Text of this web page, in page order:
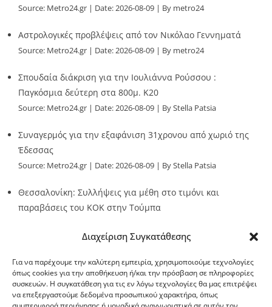
Διαχείριση Συγκατάθεσης
Για να παρέχουμε την καλύτερη εμπειρία, χρησιμοποιούμε τεχνολογίες
όπως cookies για την αποθήκευση ή/και την πρόσβαση σε πληροφορίες
συσκευών. Η συγκατάθεση για τις εν λόγω τεχνολογίες θα μας επιτρέψει
να επεξεργαστούμε δεδομένα προσωπικού χαρακτήρα, όπως
Source: Metro24.gr Date: 2026-08-09 By metro24
Αστρολογικές προβλέψεις από τον Νικόλαο Γεννηματά
Source: Metro24.gr Date: 2026-08-09 By metro24
Σπουδαία διάκριση για την Ιουλιάννα Ρούσσου :
Παγκόσμια δεύτερη στα 800μ. Κ20
Source: Metro24.gr Date: 2026-08-09 By Stella Patsia
Συναγερμός για την εξαφάνιση 31χρονου από χωριό της
Έδεσσας
Source: Metro24.gr Date: 2026-08-09 By Stella Patsia
Θεσσαλονίκη: Συλλήψεις για μέθη στο τιμόνι και
παραβάσεις του ΚΟΚ στην Τούμπα